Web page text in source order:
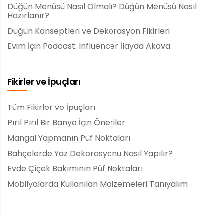
Düğün Menüsü Nasıl Olmalı? Düğün Menüsü Nasıl
Hazırlanır?
Düğün Konseptleri ve Dekorasyon Fikirleri
Evim İçin Podcast: Influencer İlayda Akova
Fikirler ve İpuçları
Tüm Fikirler ve İpuçları
Pırıl Pırıl Bir Banyo İçin Öneriler
Mangal Yapmanın Püf Noktaları
Bahçelerde Yaz Dekorasyonu Nasıl Yapılır?
Evde Çiçek Bakımının Püf Noktaları
Mobilyalarda Kullanılan Malzemeleri Tanıyalım